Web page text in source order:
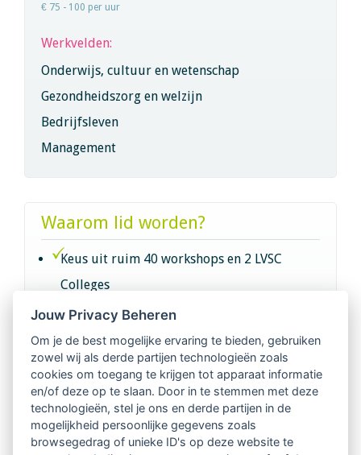
€ 75 - 100 per uur
Werkvelden:
Onderwijs, cultuur en wetenschap
Gezondheidszorg en welzijn
Bedrijfsleven
Management
Waarom lid worden?
Keus uit ruim 40 workshops en 2 LVSC
Colleges
Intervisie met geregistreerde vakgenoten
Netwerk van 2100 professionals in 14
regio's
Vindbaar voor opdrachtgevers
Jouw Privacy Beheren
Om je de best mogelijke ervaring te bieden, gebruiken
zowel wij als derde partijen technologieën zoals
cookies om toegang te krijgen tot apparaat informatie
en/of deze op te slaan. Door in te stemmen met deze
technologieën, stel je ons en derde partijen in de
mogelijkheid persoonlijke gegevens zoals
browsegedrag of unieke ID's op deze website te